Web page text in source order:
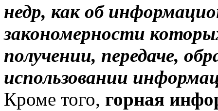
недр, как об
закономерности
получении, передаче,
использовании
Кроме того, горная